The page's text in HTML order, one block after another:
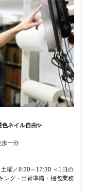
ネイル自由✨
歩一分
曜／8:30～17:30 ＜1日の
ング・出荷準備・梱包業務